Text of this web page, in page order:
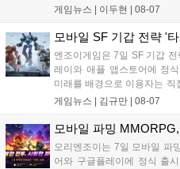
심 콘텐츠, 유료화 정책, 운영
의 오만으로 균열이...
게임뉴스 | 이두현 08-07
모바일 SF 기갑 전략 '
엔조이게임은 7일 SF 기갑 전
레이와 애플 앱스토어에 정
미래를 배경으로 이용자는
위한 전투를 펼친다. 지휘관
지원 보상을 제공한다. 상세
게임뉴스 | 김규만 08-07
모바일 파밍
오리엔조이는 7일 모바일 파
어와 구글플레이에 정식 출